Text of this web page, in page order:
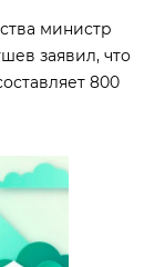
министр
заявил, что
800